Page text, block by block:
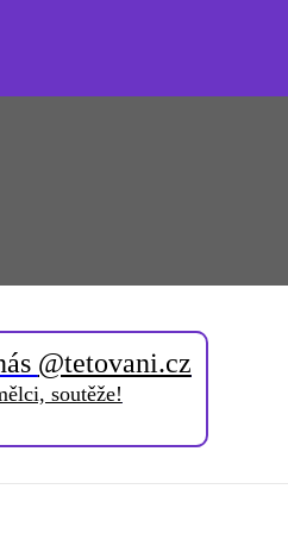
@tetovani.cz
soutěže!